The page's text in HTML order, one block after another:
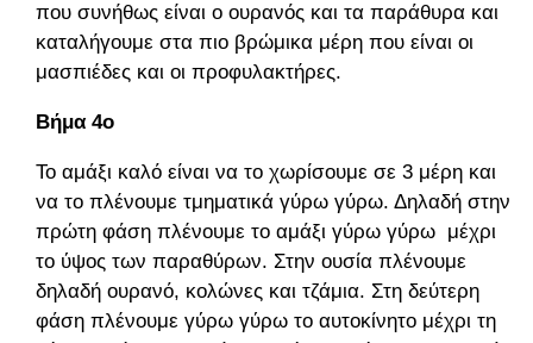
που συνήθως είναι ο ουρανός και τα παράθυρα και
καταλήγουμε στα πιο βρώμικα μέρη που είναι οι
μασπιέδες και οι προφυλακτήρες.
Βήμα 4ο
Το αμάξι καλό είναι να το χωρίσουμε σε 3 μέρη και
να το πλένουμε τμηματικά γύρω γύρω. Δηλαδή στην
πρώτη φάση πλένουμε το αμάξι γύρω γύρω μέχρι
το ύψος των παραθύρων. Στην ουσία πλένουμε
δηλαδή ουρανό, κολώνες και τζάμια. Στη δεύτερη
φάση πλένουμε γύρω γύρω το αυτοκίνητο μέχρι τη